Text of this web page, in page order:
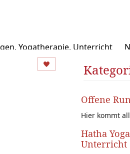
Yogatherapie, Unterricht
und Yoga Frauen-
Offene
Hier kommt
Hatha
Unterricht